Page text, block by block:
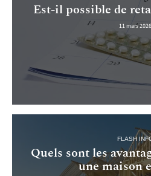
Est-il possible de
11 mars 2026
FLASH
Quels sont les
une maison